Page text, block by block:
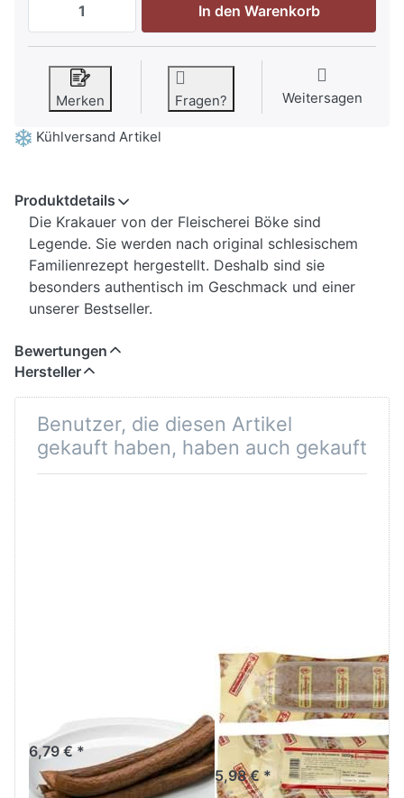
In den Warenkorb
Merken Fragen? Weitersagen
Kühlversand Artikel
Produktdetails
Die Krakauer von der Fleischerei Böke sind
Legende. Sie werden nach original schlesischem
Familienrezept hergestellt. Deshalb sind sie
besonders authentisch im Geschmack und einer
unserer Bestseller.
Bewertungen
Hersteller
Benutzer, die diesen Artikel
gekauft haben, haben auch gekauft
6,79 € *
Spengemann
Stippgrütze
Wurstebrei
500g
5,98 € *